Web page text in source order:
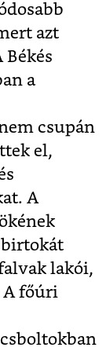
azt
Békés
a
csupán
el,
A
birtokát
lakói,
A főúri